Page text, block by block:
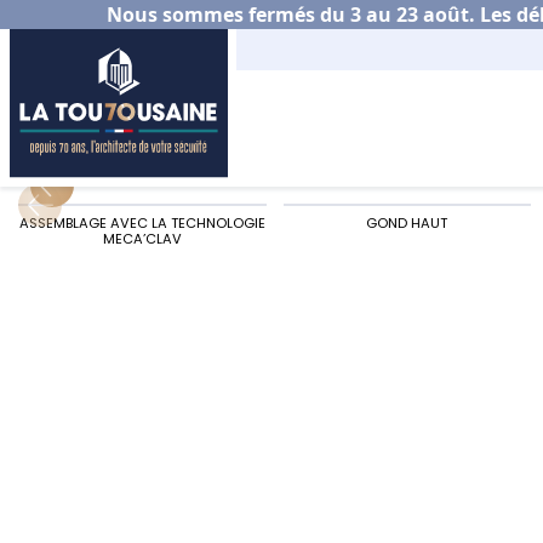
Nous sommes fermés du 3 au 23 août. Les
Accueil Habitat
ASSEMBLAGE AVEC LA TECHNOLOGIE
MECA’CLAV
GOND HAUT